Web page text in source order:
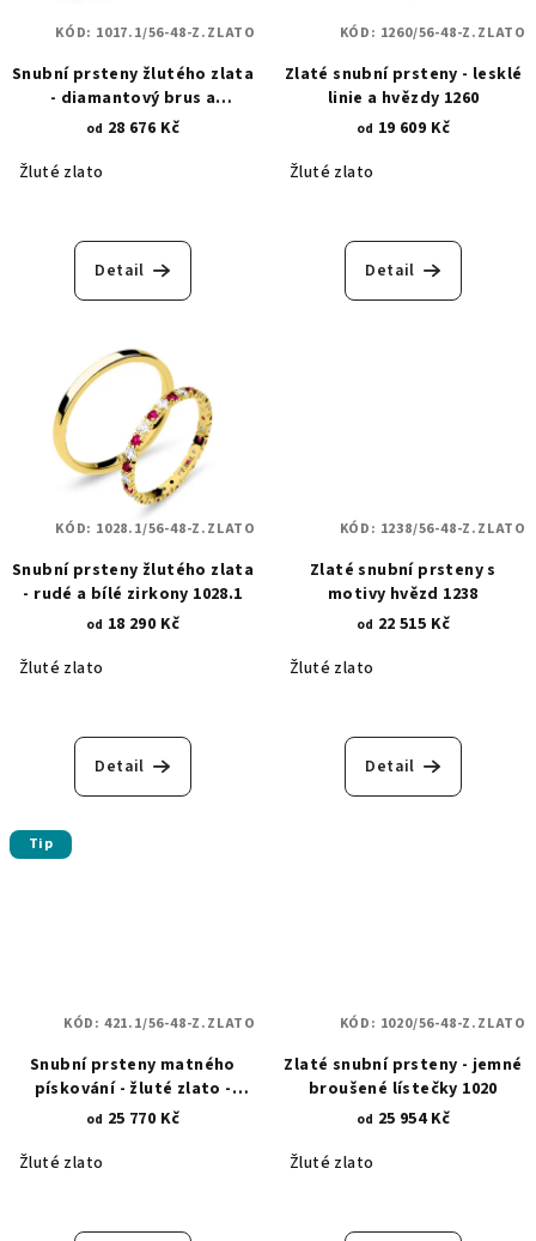
Snubní prsteny žlutého zlata
- diamantový brus a
vodorovné zirkony 1017.1
od 28 676 Kč
Žluté zlato
Detail
KÓD: 1017.1/56-48-Z.ZLATO
Zlaté snubní prsteny - lesklé
linie a hvězdy 1260
od 19 609 Kč
Žluté zlato
Detail
KÓD: 1260/56-48-Z.ZLATO
Snubní prsteny žlutého zlata
- rudé a bílé zirkony 1028.1
od 18 290 Kč
Žluté zlato
Detail
KÓD: 1028.1/56-48-Z.ZLATO
Zlaté snubní prsteny s
motivy hvězd 1238
od 22 515 Kč
Žluté zlato
Detail
KÓD: 1238/56-48-Z.ZLATO
Tip
Snubní prsteny matného
pískování - žluté zlato -
lesklá povrchová úprava -
od 25 770 Kč
Žluté zlato
KÓD: 421.1/56-48-Z.ZLATO
Zlaté snubní prsteny - jemné
broušené lístečky 1020
od 25 954 Kč
Žluté zlato
KÓD: 1020/56-48-Z.ZLATO